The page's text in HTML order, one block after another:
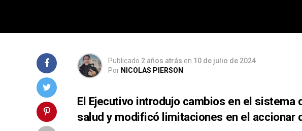
Publicado 2 años atrás en 10 de julio de 2024
Por NICOLAS PIERSON
El Ejecutivo introdujo cambios en el
salud y modificó limitaciones en el accionar